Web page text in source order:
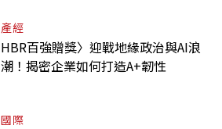
產經
HBR百強贈獎〉迎戰地緣政治與AI浪
潮！揭密企業如何打造A+韌性
國際